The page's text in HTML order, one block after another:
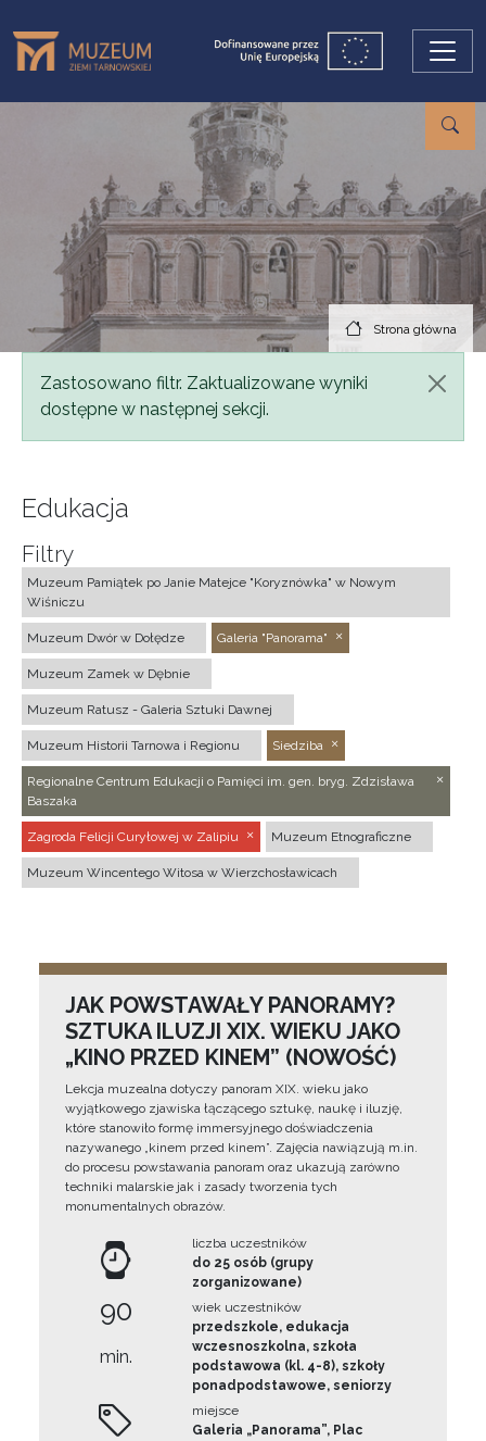
Strona główna
Komunikat
Zastosowano filtr. Zaktualizowane wyniki
dostępne w następnej sekcji.
Edukacja
Filtry
Muzeum Pamiątek po Janie Matejce "Koryznówka" w Nowym
Wiśniczu
Muzeum Dwór w Dołędze Galeria "Panorama"
Muzeum Zamek w Dębnie
Muzeum Ratusz - Galeria Sztuki Dawnej
Muzeum Historii Tarnowa i Regionu Siedziba
Regionalne Centrum Edukacji o Pamięci im. gen. bryg. Zdzisława
Baszaka
Zagroda Felicji Curyłowej w Zalipiu Muzeum Etnograficzne
Muzeum Wincentego Witosa w Wierzchosławicach
JAK POWSTAWAŁY PANORAMY?
SZTUKA ILUZJI XIX. WIEKU JAKO
„KINO PRZED KINEM” (NOWOŚĆ)
Lekcja muzealna dotyczy panoram XIX. wieku jako
wyjątkowego zjawiska łączącego sztukę, naukę i iluzję,
które stanowiło formę immersyjnego doświadczenia
nazywanego „kinem przed kinem”. Zajęcia nawiązują m.in.
do procesu powstawania panoram oraz ukazują zarówno
techniki malarskie jak i zasady tworzenia tych
monumentalnych obrazów.
90
min.
liczba uczestników
do 25 osób (grupy
zorganizowane)
wiek uczestników
przedszkole, edukacja
wczesnoszkolna, szkoła
podstawowa (kl. 4-8), szkoły
ponadpodstawowe, seniorzy
miejsce
Galeria „Panorama”, Plac